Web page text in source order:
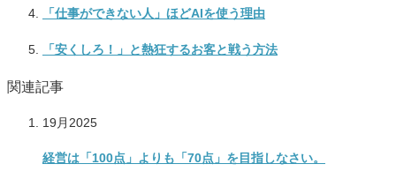
「仕事ができない人」ほどAIを使う理由
「安くしろ！」と熱狂するお客と戦う方法
関連記事
19月 2025
経営は「100点」よりも「70点」を目指しなさい。